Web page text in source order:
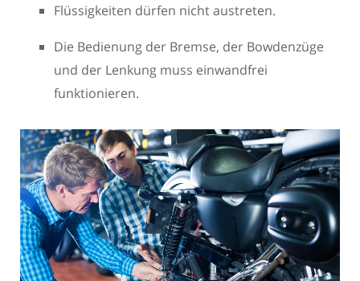
Flüssigkeiten dürfen nicht austreten.
Die Bedienung der Bremse, der Bowdenzüge
und der Lenkung muss einwandfrei
funktionieren.